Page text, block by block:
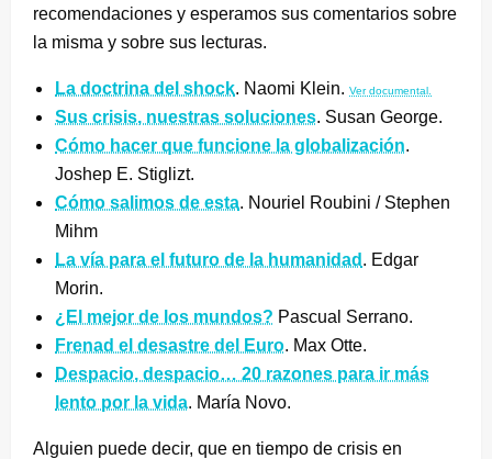
recomendaciones y esperamos sus comentarios sobre
la misma y sobre sus lecturas.
La doctrina del shock. Naomi Klein. Ver documental.
Sus crisis, nuestras soluciones. Susan George.
Cómo hacer que funcione la globalización.
Joshep E. Stiglizt.
Cómo salimos de esta. Nouriel Roubini / Stephen
Mihm
La vía para el futuro de la humanidad . Edgar
Morin.
¿El mejor de los mundos? Pascual Serrano.
Frenad el desastre del Euro. Max Otte.
Despacio, despacio… 20 razones para ir más
lento por la vida. María Novo.
Alguien puede decir, que en tiempo de crisis en